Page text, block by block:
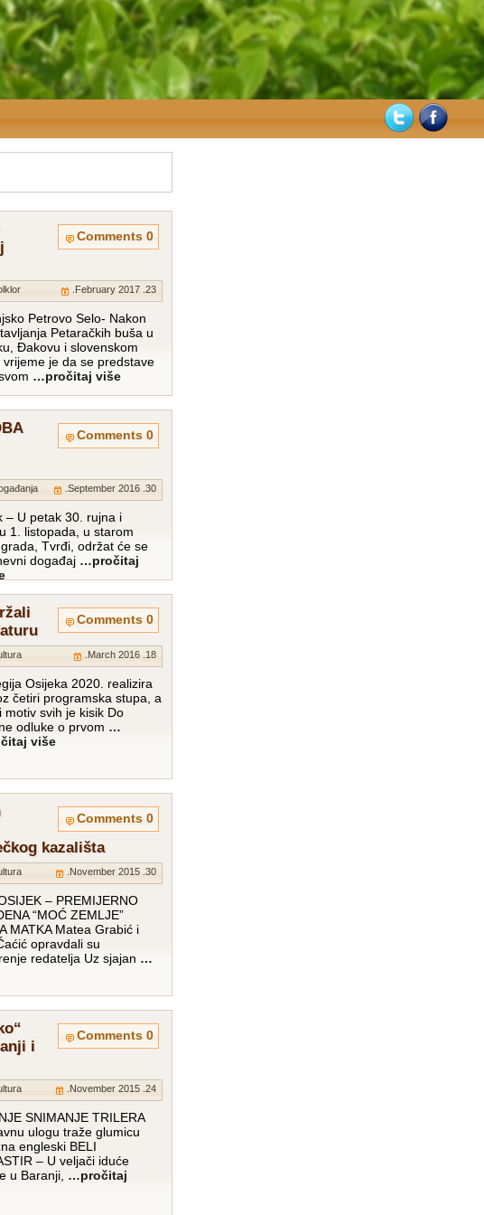
0 Comments
23. February 2017.
Petrovo Selo- Nakon
Petaračkih buša u
Đakovu i slovenskom
vrijeme je da se predstave
…pročitaj više…
0 Comments
30. September 2016.
– U petak 30. rujna i
1. listopada, u starom
Tvrđi, održat će se
događaj …pročitaj
0 Comments
18. March 2016.
Osijeka 2020. realizira
četiri programska stupa, a
motiv svih je kisik Do
odluke o prvom …
više…
0 Comments
kazališta
30. November 2015.
– PREMIJERNO
“MOĆ ZEMLJE”
MATKA Matea Grabić i
opravdali su
redatelja Uz sjajan …
0 Comments
i
24. November 2015.
SNIMANJE TRILERA
ulogu traže glumicu
engleski BELI
– U veljači iduće
u Baranji, …pročitaj